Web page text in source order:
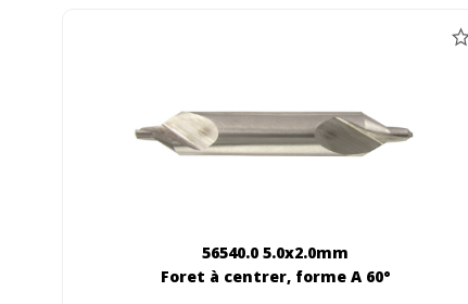
56540.0 5.0x2.0mm
Foret à centrer, forme A 60°